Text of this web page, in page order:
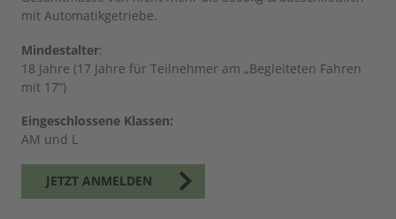
mit Automatikgetriebe.
Mindestalter:
18 Jahre (17 Jahre für Teilnehmer am „Begleiteten Fahren
mit 17“)
Eingeschlossene Klassen:
AM und L
JETZT ANMELDEN